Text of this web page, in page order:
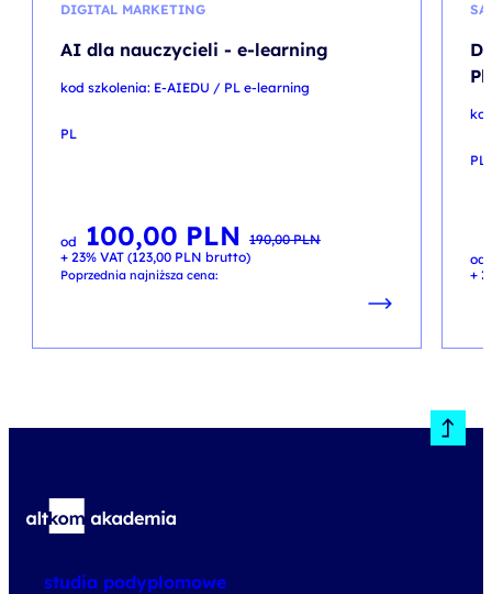
DIGITAL MARKETING
AI dla nauczycieli - e-learning
kod szkolenia: E-AIEDU / PL e-learning
PL
od 190,00PLN
Pierwotna
cena
wynosiła:
190,00 PLN.
100,00 PLN
Aktualna
cena
wynosi:
100,00 PLN.
+ 23% VAT (123,00 PLN brutto)
Poprzednia najniższa cena:
PL
od
+
studia podyplomowe